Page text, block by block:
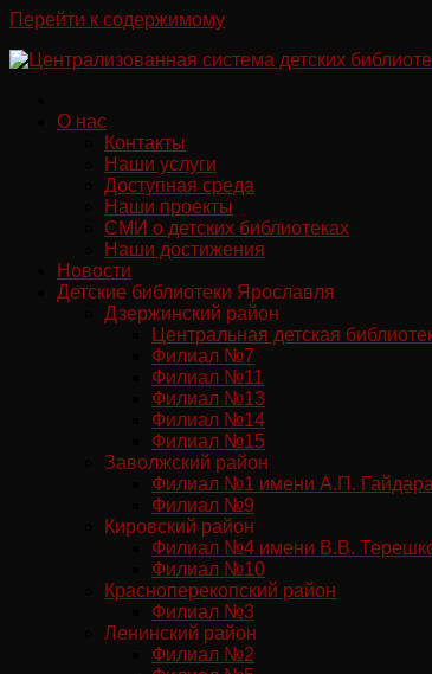
Перейти к содержимому
О нас
Контакты
Наши услуги
Доступная среда
Наши проекты
СМИ о детских библиотеках
Наши достижения
Новости
Детские библиотеки Ярославля
Дзержинский район
Центральная детская
Филиал №7
Филиал №11
Филиал №13
Филиал №14
Филиал №15
Заволжский район
Филиал №1 имени А.П. Гайдара
Филиал №9
Кировский район
Филиал №4 имени В.В.
Филиал №10
Красноперекопский район
Филиал №3
Ленинский район
Филиал №2